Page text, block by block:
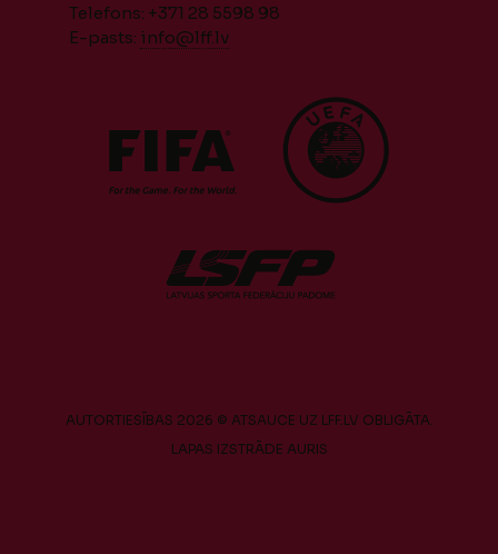
Telefons: +371 28 5598 98
E-pasts: info@lff.lv
AUTORTIESĪBAS 2026 © ATSAUCE UZ LFF.LV OBLIGĀTA.
LAPAS IZSTRĀDE AURIS